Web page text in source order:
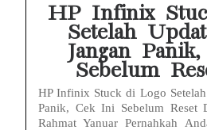
HP Infinix
Setelah
Jangan
Sebelum
HP Infinix Stuck di Logo
Panik, Cek Ini Sebelum Reset
Rahmat Yanuar Pernahkah